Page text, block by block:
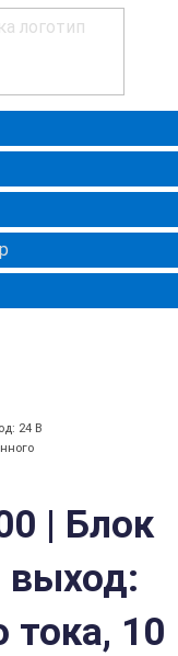
24 В
| Блок
выход:
тока, 10